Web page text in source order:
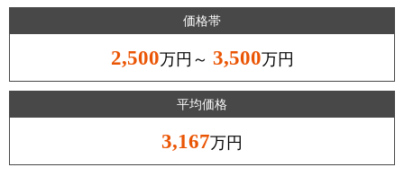
価格帯
2,500万円～ 3,500万円
平均価格
3,167万円